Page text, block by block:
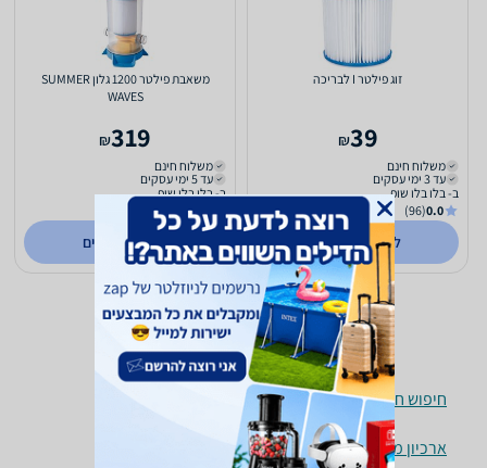
זוג פילטר I לבריכה
39
₪
משלוח חינם
עד 3 ימי עסקים
ב- בלו בלו שופ
0.0
(96)
לפרטים נוספים
משאבת פילטר 1200 גלון SUMMER
WAVES
319
₪
משלוח חינם
עד 5 ימי עסקים
ב- בלו בלו שופ
(96)
לפרטים נוספים
חיפוש חנויות אביזרים לבריכות לפי עיר
ארכיון מוצרים